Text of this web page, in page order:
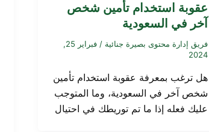
عقوبة استخدام تأمين شخص
آخر في السعودية
فريق إدارة محتوى بصيرة جنائية /
فبراير 25,
2024
هل ترغب بمعرفة عقوبة استخدام تأمين
شخص آخر في السعودية، وما المتوجب
عليك فعله إذا ما تم توريطك في احتيال